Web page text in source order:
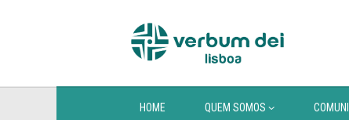
HOME QUEM SOMOS